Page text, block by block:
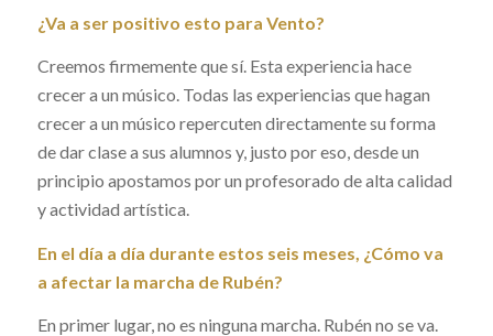
¿Va a ser positivo esto para Vento?
Creemos firmemente que sí. Esta experiencia hace
crecer a un músico. Todas las experiencias que hagan
crecer a un músico repercuten directamente su forma
de dar clase a sus alumnos y, justo por eso, desde un
principio apostamos por un profesorado de alta calidad
y actividad artística.
En el día a día durante estos seis meses, ¿Cómo va
a afectar la marcha de Rubén?
En primer lugar, no es ninguna marcha. Rubén no se va.